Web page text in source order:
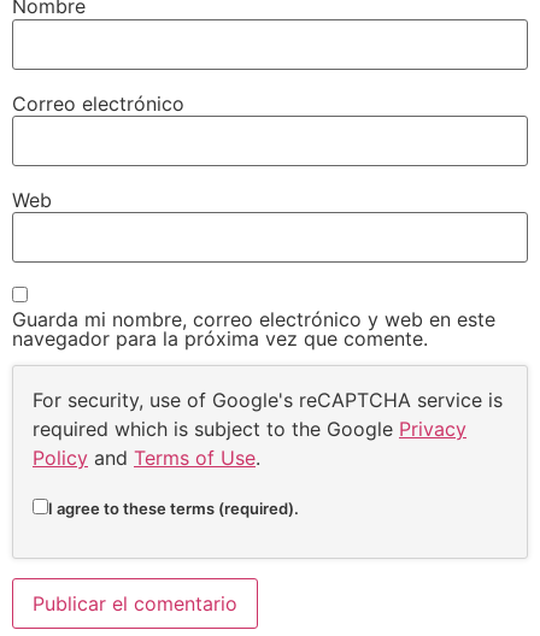
Nombre
Correo electrónico
Web
Guarda mi nombre, correo electrónico y web en este
navegador para la próxima vez que comente.
For security, use of Google's reCAPTCHA service is
required which is subject to the Google Privacy
Policy and Terms of Use.
I agree to these terms (required).